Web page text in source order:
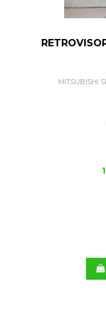
MITSUBISHI